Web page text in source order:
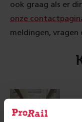
ook graag als er
onze
meldingen, vragen